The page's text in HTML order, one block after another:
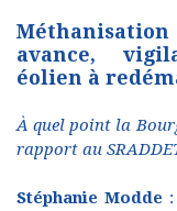
avance,
éolien à
À quel point la
rapport au
Stéphanie Modde